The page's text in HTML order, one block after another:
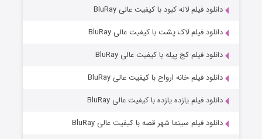
دانلود فیلم لاله کبود با کیفیت عالی BluRay
دانلود فیلم لاک پشت با کیفیت عالی BluRay
دانلود فیلم کج‌ پیله با کیفیت عالی BluRay
دانلود فیلم خانه ارواح با کیفیت عالی BluRay
دانلود فیلم یازده یازده با کیفیت عالی BluRay
دانلود فیلم سینما شهر قصه با کیفیت عالی BluRay